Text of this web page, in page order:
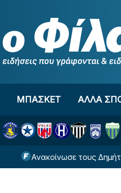
ΜΠΑΣΚΕΤ ΑΛΛΑ
Ανακοίνωσε τους Δημήτρη